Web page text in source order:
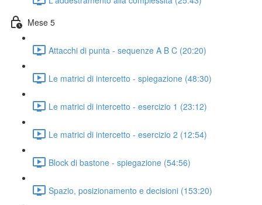
Mese 5
Attacchi di punta - sequenze A B C (20:20)
Le matrici di intercetto - spiegazione (48:30)
Le matrici di intercetto - esercizio 1 (23:12)
Le matrici di intercetto - esercizio 2 (12:54)
Block di bastone - spiegazione (54:56)
Spazio, posizionamento e decisioni (153:20)